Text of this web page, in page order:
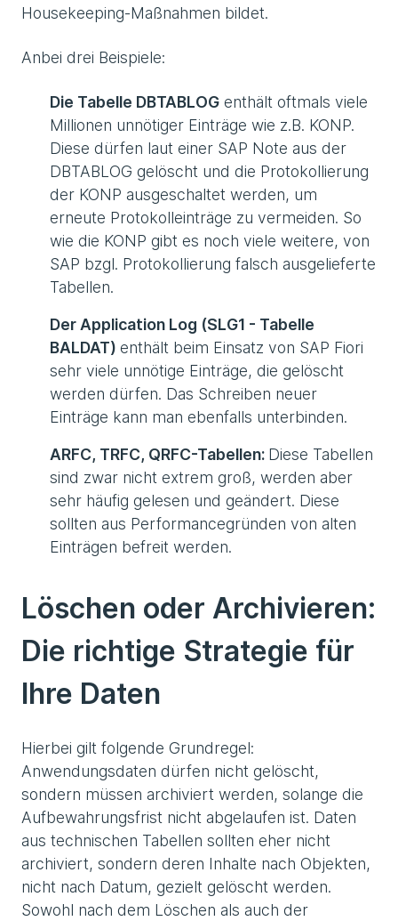
Housekeeping-Maßnahmen bildet.
Anbei drei Beispiele:
Die Tabelle DBTABLOG enthält oftmals viele
Millionen unnötiger Einträge wie z.B. KONP.
Diese dürfen laut einer SAP Note aus der
DBTABLOG gelöscht und die Protokollierung
der KONP ausgeschaltet werden, um
erneute Protokolleinträge zu vermeiden. So
wie die KONP gibt es noch viele weitere, von
SAP bzgl. Protokollierung falsch ausgelieferte
Tabellen.
Der Application Log (SLG1 - Tabelle
BALDAT) enthält beim Einsatz von SAP Fiori
sehr viele unnötige Einträge, die gelöscht
werden dürfen. Das Schreiben neuer
Einträge kann man ebenfalls unterbinden.
ARFC, TRFC, QRFC-Tabellen: Diese Tabellen
sind zwar nicht extrem groß, werden aber
sehr häufig gelesen und geändert. Diese
sollten aus Performancegründen von alten
Einträgen befreit werden.
Löschen oder Archivieren:
Die richtige Strategie für
Ihre Daten
Hierbei gilt folgende Grundregel:
Anwendungsdaten dürfen nicht gelöscht,
sondern müssen archiviert werden, solange die
Aufbewahrungsfrist nicht abgelaufen ist. Daten
aus technischen Tabellen sollten eher nicht
archiviert, sondern deren Inhalte nach Objekten,
nicht nach Datum, gezielt gelöscht werden.
Sowohl nach dem Löschen als auch der